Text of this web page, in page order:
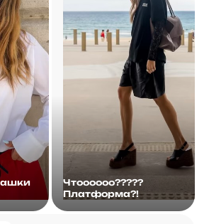
Чтоооооо?????
Платформа?!